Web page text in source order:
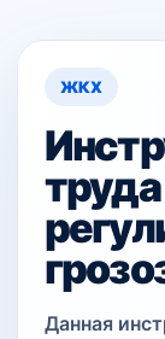
ЖКХ
Данная